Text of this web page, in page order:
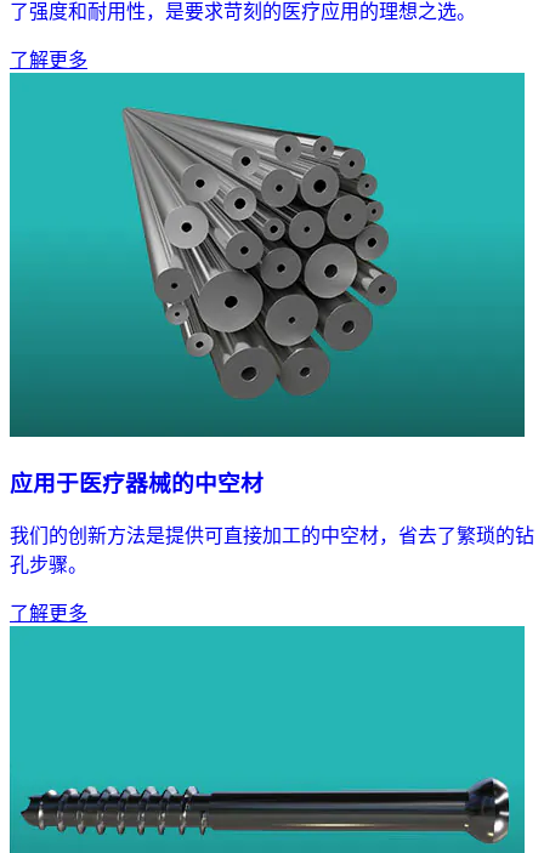
了强度和耐用性，是要求苛刻的医疗应用的理想之选。
了解更多
应用于医疗器械的中空材
我们的创新方法是提供可直接加工的中空材，省去了繁琐的钻
孔步骤。
了解更多